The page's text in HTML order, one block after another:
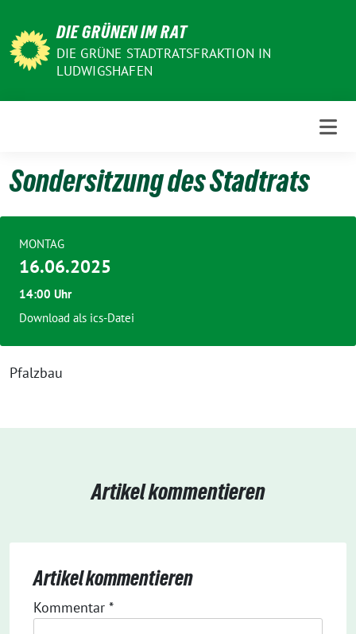
zum
Inhalt
DIE GRÜNEN IM RAT
DIE GRÜNE STADTRATSFRAKTION IN
LUDWIGSHAFEN
Sondersitzung des Stadtrats
Pfalzbau
MONTAG
16.06.2025
14:00 Uhr
Download als ics-Datei
Artikel kommentieren
Artikel kommentieren
Kommentar *